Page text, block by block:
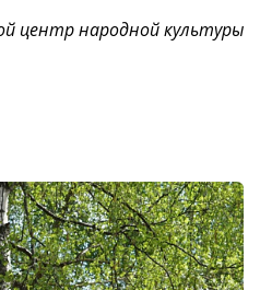
центр народной культуры